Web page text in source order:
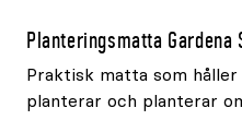
Planteringsmatta Gardena
Praktisk matta som
planterar och planterar